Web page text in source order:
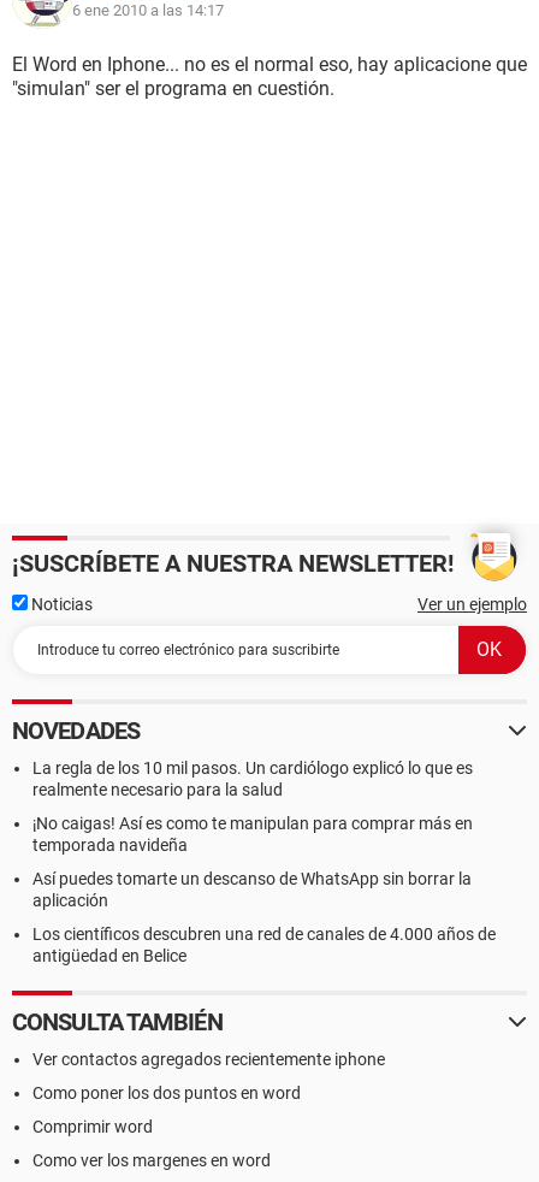
6 ene 2010 a las 14:17
El Word en Iphone... no es el normal eso, hay aplicacione que
"simulan" ser el programa en cuestión.
¡SUSCRÍBETE A NUESTRA NEWSLETTER!
Noticias Ver un ejemplo
NOVEDADES
La regla de los 10 mil pasos. Un cardiólogo explicó lo que es
realmente necesario para la salud
¡No caigas! Así es como te manipulan para comprar más en
temporada navideña
Así puedes tomarte un descanso de WhatsApp sin borrar la
aplicación
Los científicos descubren una red de canales de 4.000 años de
antigüedad en Belice
CONSULTA TAMBIÉN
Ver contactos agregados recientemente iphone
Como poner los dos puntos en word
Comprimir word
Como ver los margenes en word